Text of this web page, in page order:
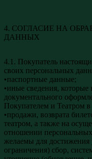
4. СОГЛАСИЕ НА
ДАННЫХ
4.1. Покупатель
своих персональных
•паспортные данные;
•иные сведения, которые
документального
Покупателем и Театром в
•продажи, возврата
театром, а также на
отношении
желаемы для
ограничения) сбор,